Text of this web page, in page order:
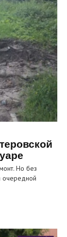
Но без
очередной